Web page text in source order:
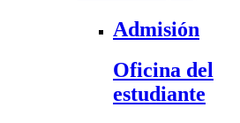
Admisión
Oficina del
estudiante